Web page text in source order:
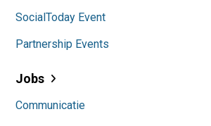
SocialToday Event
Partnership Events
Jobs
Communicatie